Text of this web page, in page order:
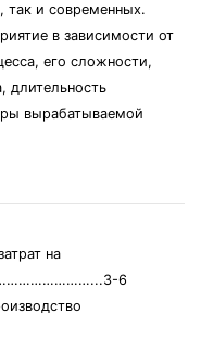
так и современных.
в зависимости от
его сложности,
длительность
вырабатываемой
на
6